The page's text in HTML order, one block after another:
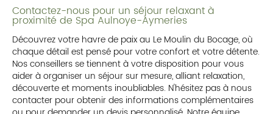
Contactez-nous pour un séjour relaxant à
proximité de Spa Aulnoye-Aymeries
Découvrez votre havre de paix au Le Moulin du Bocage, où
chaque détail est pensé pour votre confort et votre détente.
Nos conseillers se tiennent à votre disposition pour vous
aider à organiser un séjour sur mesure, alliant relaxation,
découverte et moments inoubliables. N'hésitez pas à nous
contacter pour obtenir des informations complémentaires